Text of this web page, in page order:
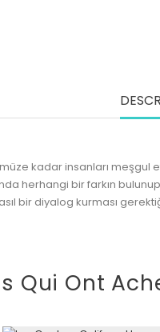
kadar insanları meşgul
herhangi bir farkın
bir diyalog kurması
Qui Ont